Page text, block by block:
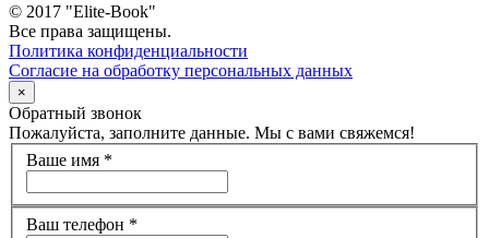
© 2017 "Elite-Book"
Все права защищены.
Политика конфиденциальности
Согласие на обработку персональных данных
×
Обратный звонок
Пожалуйста, заполните данные. Мы с вами свяжемся!
Ваше имя *
Ваш телефон *